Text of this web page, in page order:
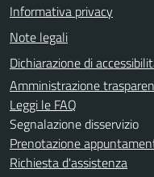
Informativa privacy
Note legali
Dichiarazione di
Amministrazione
Leggi le FAQ
Segnalazione disservizio
Prenotazione
Richiesta d'assistenza